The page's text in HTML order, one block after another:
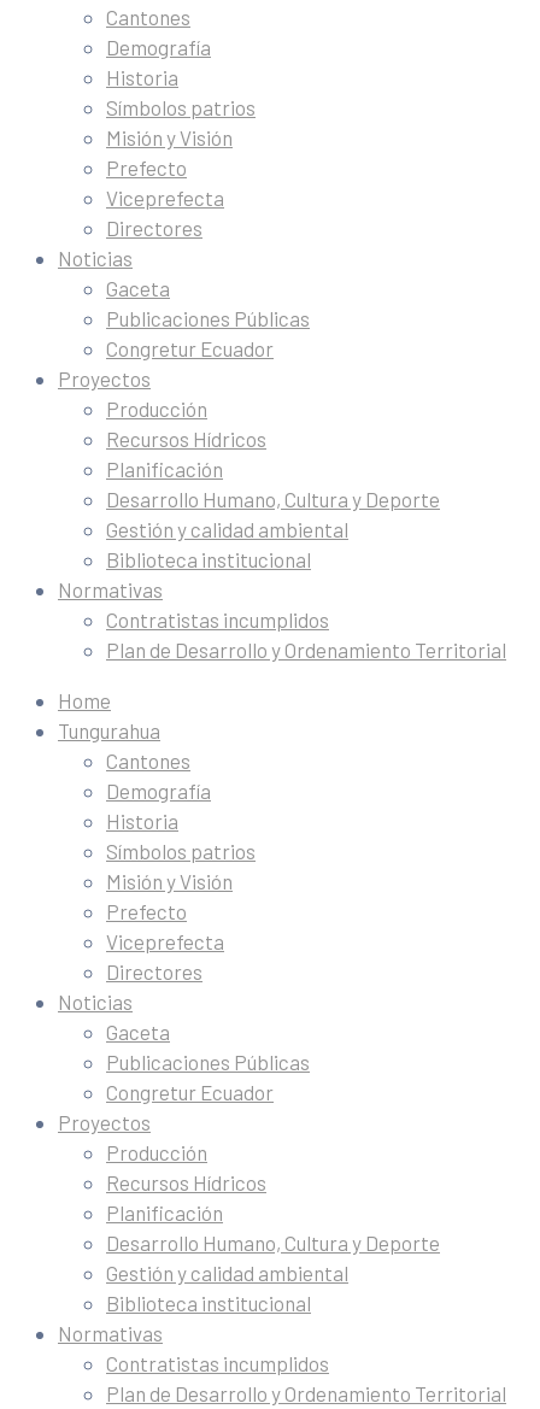
Cantones
Demografía
Historia
Símbolos patrios
Misión y Visión
Prefecto
Viceprefecta
Directores
Noticias
Gaceta
Publicaciones Públicas
Congretur Ecuador
Proyectos
Producción
Recursos Hídricos
Planificación
Desarrollo Humano, Cultura y Deporte
Gestión y calidad ambiental
Biblioteca institucional
Normativas
Contratistas incumplidos
Plan de Desarrollo y Ordenamiento Territorial
Home
Tungurahua
Cantones
Demografía
Historia
Símbolos patrios
Misión y Visión
Prefecto
Viceprefecta
Directores
Noticias
Gaceta
Publicaciones Públicas
Congretur Ecuador
Proyectos
Producción
Recursos Hídricos
Planificación
Desarrollo Humano, Cultura y Deporte
Gestión y calidad ambiental
Biblioteca institucional
Normativas
Contratistas incumplidos
Plan de Desarrollo y Ordenamiento Territorial